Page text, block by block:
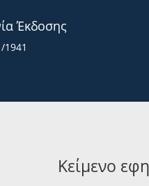
Έκδοσης
1941
Κείμενο